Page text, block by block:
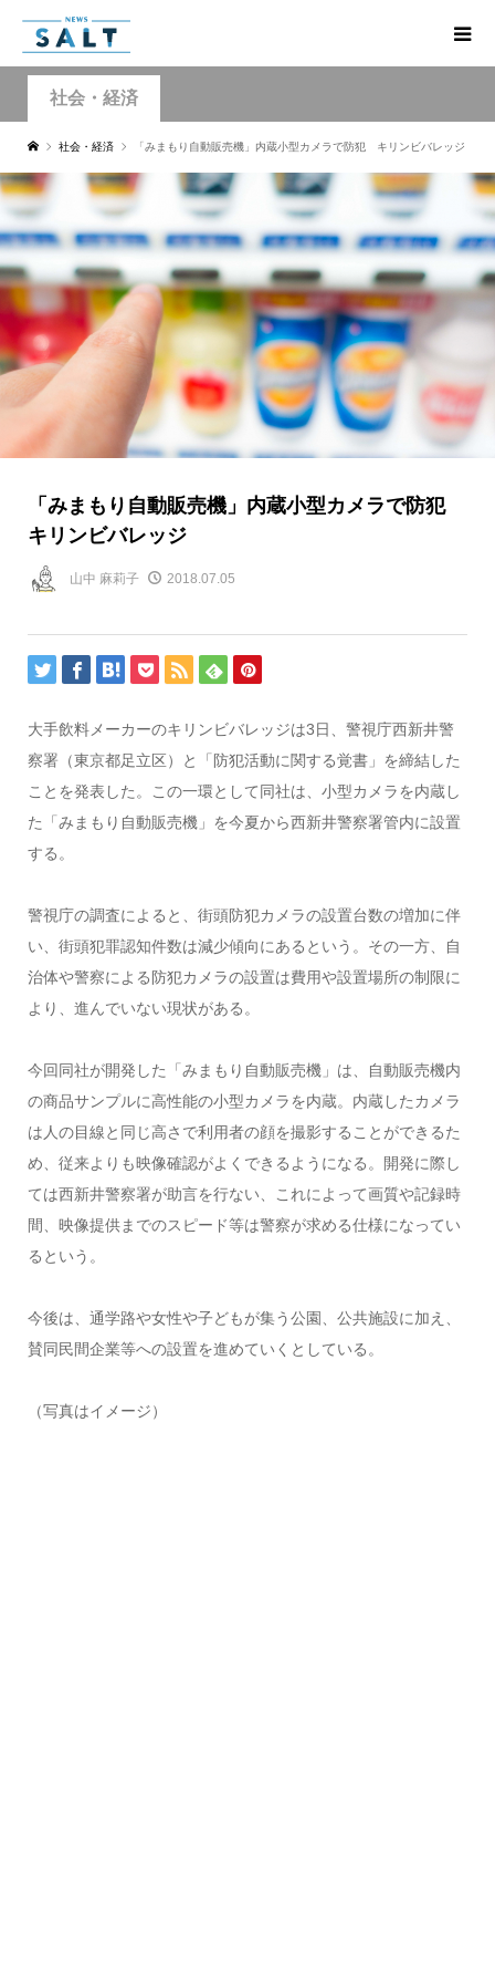
社会・経済
社会・経済 「みまもり自動販売機」内蔵小型カメラで防犯 キリンビバレッジ
「みまもり自動販売機」内蔵小型カメラで防犯
キリンビバレッジ
山中 麻莉子 2018.07.05
大手飲料メーカーのキリンビバレッジは3日、警視庁西新井警
察署（東京都足立区）と「防犯活動に関する覚書」を締結した
ことを発表した。この一環として同社は、小型カメラを内蔵し
た「みまもり自動販売機」を今夏から西新井警察署管内に設置
する。
警視庁の調査によると、街頭防犯カメラの設置台数の増加に伴
い、街頭犯罪認知件数は減少傾向にあるという。その一方、自
治体や警察による防犯カメラの設置は費用や設置場所の制限に
より、進んでいない現状がある。
今回同社が開発した「みまもり自動販売機」は、自動販売機内
の商品サンプルに高性能の小型カメラを内蔵。内蔵したカメラ
は人の目線と同じ高さで利用者の顔を撮影することができるた
め、従来よりも映像確認がよくできるようになる。開発に際し
ては西新井警察署が助言を行ない、これによって画質や記録時
間、映像提供までのスピード等は警察が求める仕様になってい
るという。
今後は、通学路や女性や子どもが集う公園、公共施設に加え、
賛同民間企業等への設置を進めていくとしている。
（写真はイメージ）